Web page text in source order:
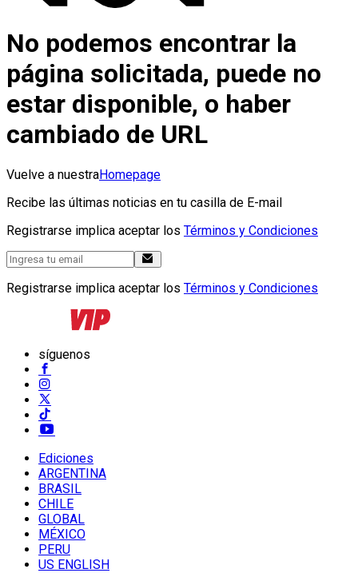
No podemos encontrar la
página solicitada, puede no
estar disponible, o haber
cambiado de URL
Vuelve a nuestraHomepage
Recibe las últimas noticias en tu casilla de E-mail
Registrarse implica aceptar los Términos y Condiciones
Registrarse implica aceptar los Términos y Condiciones
síguenos
Ediciones
ARGENTINA
BRASIL
CHILE
GLOBAL
MÉXICO
PERU
US ENGLISH